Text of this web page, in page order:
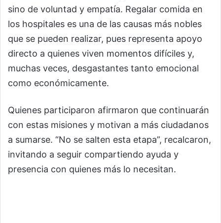
sino de voluntad y empatía. Regalar comida en
los hospitales es una de las causas más nobles
que se pueden realizar, pues representa apoyo
directo a quienes viven momentos difíciles y,
muchas veces, desgastantes tanto emocional
como económicamente.
Quienes participaron afirmaron que continuarán
con estas misiones y motivan a más ciudadanos
a sumarse. “No se salten esta etapa”, recalcaron,
invitando a seguir compartiendo ayuda y
presencia con quienes más lo necesitan.